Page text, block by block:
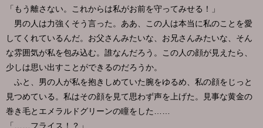
「もう離さない。これからは私がお前を守ってみせる！」
男の人は力強くそう言った。ああ、この人は本当に私のことを愛
してくれているんだ。お父さんみたいな、お兄さんみたいな、そん
な雰囲気が私を包み込む。誰なんだろう。この人の顔が見えたら、
少しは思い出すことができるのだろうか。
ふと、男の人が私を抱きしめていた腕をゆるめ、私の顔をじっと
見つめている。私はその顔を見て思わず声を上げた。見事な黄金の
巻き毛とエメラルドグリーンの瞳をした……
「……フライス！？」